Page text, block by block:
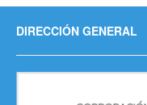
DIRECCIÓN GENERAL